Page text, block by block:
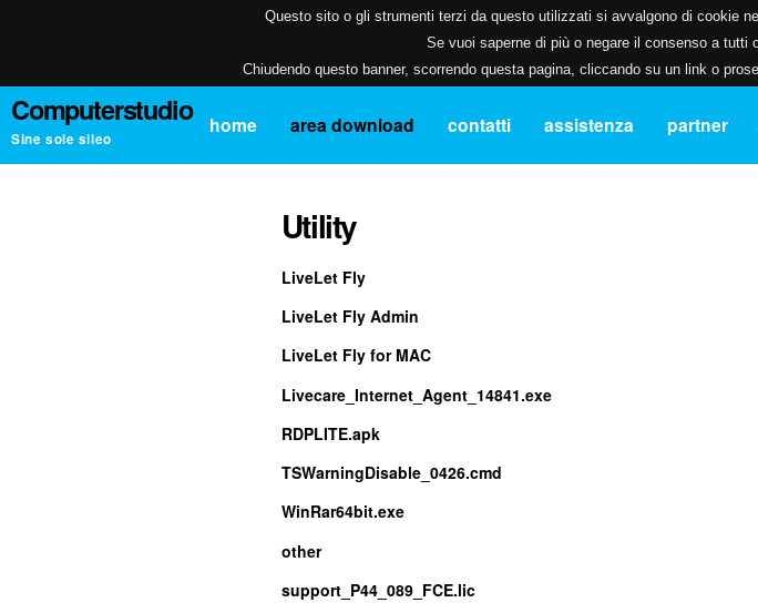
Questo sito o gli strumenti terzi da questo utilizzati si avvalgono di cookie
Se vuoi saperne di più o negare il consenso a tutti
Chiudendo questo banner, scorrendo questa pagina, cliccando su un link o
Computerstudio
Sine sole sileo
home area download contatti assistenza partner
Utility
LiveLet Fly
LiveLet Fly Admin
LiveLet Fly for MAC
Livecare_Internet_Agent_14841.exe
RDPLITE.apk
TSWarningDisable_0426.cmd
WinRar64bit.exe
other
support_P44_089_FCE.lic